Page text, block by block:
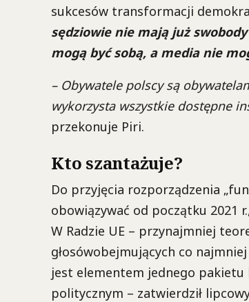
sukcesów transformacji
sędziowie nie mają już
mogą być sobą, a media nie
– Obywatele polscy są
wykorzysta wszystkie dostępne
przekonuje Piri.
Kto szantażuje?
Do przyjęcia rozporządzenia
obowiązywać od początku 2021
W Radzie UE – przynajmniej
głosówobejmujących co
jest elementem jednego
politycznym – zatwierdził